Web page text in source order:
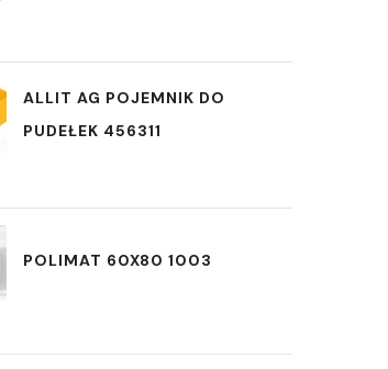
ALLIT AG POJEMNIK DO
PUDEŁEK 456311
POLIMAT 60X80 1003